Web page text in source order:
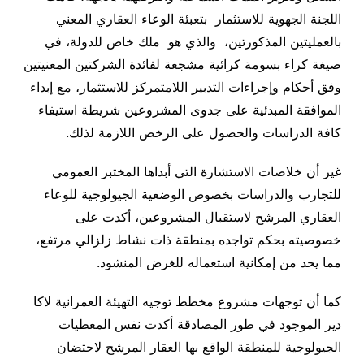
اللجنة الجهوية للاستثمار بتعبئة الوعاء العقاري المعني
بالعمليتين المذكورتين، والذي هو ملك خاص للدولة، في
صيغة كراء بسومة كرائية مشجعة لفائدة الشركتين المعنيتين
وفق أحكام وإجراءات التدبير اللامتمركز للاستثمار، مع إبداء
الموافقة المبدئية على جدوى المشروعين شريطة استيفاء
كافة الدراسات والحصول على الرخص اللازمة لذلك.
غير أن خلاصات الاستشارة التي أبداها المختبر العمومي
للتجارب والدراسات بخصوص الوضعية الجيولوجية للوعاء
العقاري المرشح لاستقبال المشروعين، أكدت على
خصوصيته بحكم تواجده بمنطقة ذات نشاط زلزالي مرتفع،
مما يحد من إمكانية استعماله للغرض المنشود.
كما أن توجهات مشروع مخطط توجيه التهيئة العمرانية لاكا
دير الموجود في طور المصادقة أكدت نفس المعطيات
الجيولوجية للمنطقة الواقع بها العقار المرشح لاحتضان